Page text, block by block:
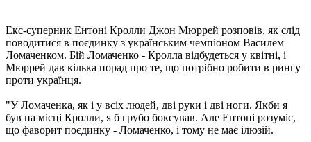
Екс-суперник Ентоні Кролли Джон Мюррей розповів, як слід
поводитися в поєдинку з українським чемпіоном Василем
Ломаченком. Бій Ломаченко - Кролла відбудеться у квітні, і
Мюррей дав кілька порад про те, що потрібно робити в рингу
проти українця.
"У Ломаченка, як і у всіх людей, дві руки і дві ноги. Якби я
був на місці Кролли, я б грубо боксував. Але Ентоні розуміє,
що фаворит поєдинку - Ломаченко, і тому не має ілюзій.